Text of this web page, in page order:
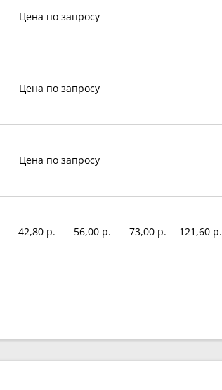
Цена по запросу
Цена по запросу
Цена по запросу
42,80 р. 56,00 р. 73,00 р. 121,60 р.